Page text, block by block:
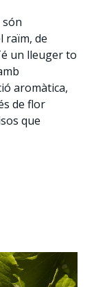
són
raïm, de
un lleuger to
aromàtica,
de flor
que